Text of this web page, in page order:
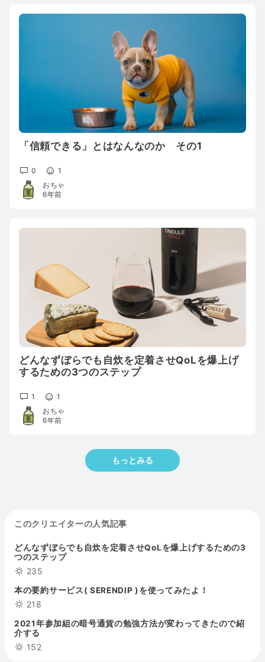
「信頼できる」とはなんなのか その1
0
1
おちゃ
6年前
どんなずぼらでも自炊を定着させQoLを爆上げ
するための3つのステップ
1
1
おちゃ
6年前
もっとみる
このクリエイターの人気記事
どんなずぼらでも自炊を定着させQoLを爆上げするための3
つのステップ
235
本の要約サービス( SERENDIP )を使ってみたよ！
218
2021年参加組の暗号通貨の勉強方法が変わってきたので紹
介する
152